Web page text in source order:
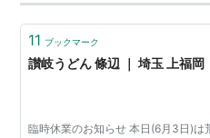
着。 人気店なので行列がで
11 ブックマーク
讃岐うどん 條辺 ｜ 埼玉 上福岡
臨時休業のお知らせ 本日(6月3日)は